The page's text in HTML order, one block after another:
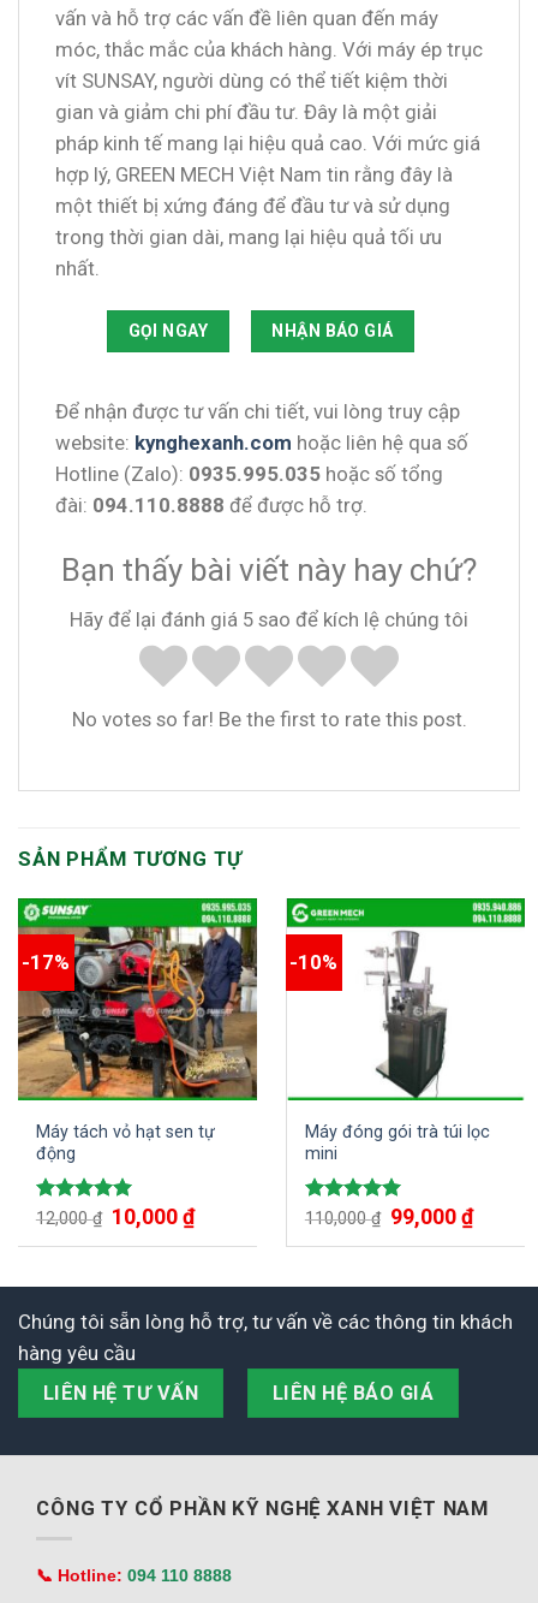
vấn và hỗ trợ các vấn đề liên quan đến máy
móc, thắc mắc của khách hàng. Với máy ép trục
vít SUNSAY, người dùng có thể tiết kiệm thời
gian và giảm chi phí đầu tư. Đây là một giải
pháp kinh tế mang lại hiệu quả cao. Với mức giá
hợp lý, GREEN MECH Việt Nam tin rằng đây là
một thiết bị xứng đáng để đầu tư và sử dụng
trong thời gian dài, mang lại hiệu quả tối ưu
nhất.
GỌI NGAY NHẬN BÁO GIÁ
Để nhận được tư vấn chi tiết, vui lòng truy cập
website: kynghexanh.com hoặc liên hệ qua số
Hotline (Zalo): 0935.995.035 hoặc số tổng
đài: 094.110.8888 để được hỗ trợ.
Bạn thấy bài viết này hay chứ?
Hãy để lại đánh giá 5 sao để kích lệ chúng tôi
No votes so far! Be the first to rate this post.
SẢN PHẨM TƯƠNG TỰ
-17%
Máy tách vỏ hạt sen tự
động
Được xếp
5 sao
12,000₫ Giá
gốc
là:
10,000₫Giá
hiện
tại
-10%
Máy đóng gói trà túi lọc
mini
Được xếp
5 sao
110,000₫ Giá
gốc
là:
99,000₫Giá
hiện
tại
Chúng tôi sẵn lòng hỗ trợ, tư vấn về các thông tin khách
hàng yêu cầu
LIÊN HỆ TƯ VẤN LIÊN HỆ BÁO GIÁ
CÔNG TY CỔ PHẦN KỸ NGHỆ XANH VIỆT NAM
📞 Hotline: 094 110 8888